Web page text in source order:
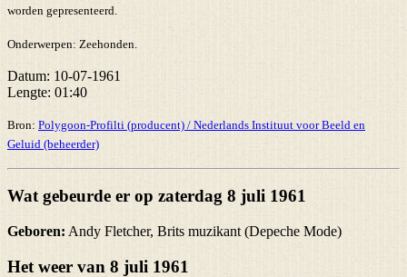
worden gepresenteerd.
Onderwerpen: Zeehonden.
Datum: 10-07-1961
Lengte: 01:40
Bron: Polygoon-Profilti (producent) / Nederlands Instituut voor Beeld en
Geluid (beheerder)
Wat gebeurde er op zaterdag 8 juli 1961
Geboren: Andy Fletcher, Brits muzikant (Depeche Mode)
Het weer van 8 juli 1961